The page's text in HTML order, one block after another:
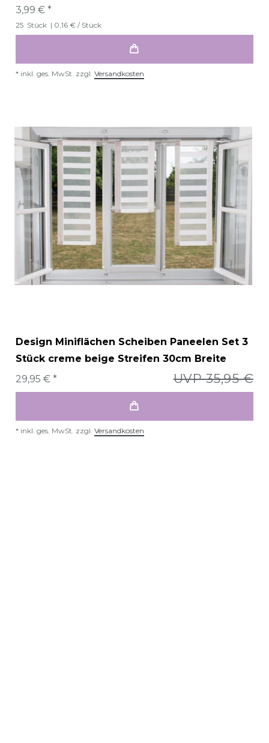
3,99 € *
25 Stück | 0,16 € / Stück
* inkl. ges. MwSt. zzgl. Versandkosten
Design Miniflächen Scheiben Paneelen Set 3
Stück creme beige Streifen 30cm Breite
UVP 35,95 €
29,95 € *
* inkl. ges. MwSt. zzgl. Versandkosten